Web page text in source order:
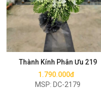
Thành Kính Phân Ưu 219
1.790.000đ
MSP: DC-2179
Mua ngay